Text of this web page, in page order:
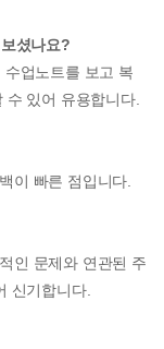
셨나요?
업노트를 보고 복
있어 유용합니다.
이 빠른 점입니다.
인 문제와 연관된 주
신기합니다.